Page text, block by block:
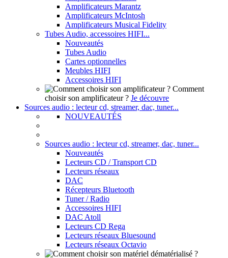
Amplificateurs Marantz
Amplificateurs McIntosh
Amplificateurs Musical Fidelity
Tubes Audio, accessoires HIFI...
Nouveautés
Tubes Audio
Cartes optionnelles
Meubles HIFI
Accessoires HIFI
Comment
choisir son amplificateur ? Je découvre
Sources audio : lecteur cd, streamer, dac, tuner...
NOUVEAUTÉS
Sources audio : lecteur cd, streamer, dac, tuner...
Nouveautés
Lecteurs CD / Transport CD
Lecteurs réseaux
DAC
Récepteurs Bluetooth
Tuner / Radio
Accessoires HIFI
DAC Atoll
Lecteurs CD Rega
Lecteurs réseaux Bluesound
Lecteurs réseaux Octavio